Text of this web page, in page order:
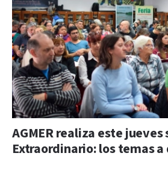
AGMER realiza este jueves
Extraordinario: los temas